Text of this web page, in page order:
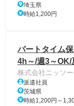
埼玉県
時給1,200円
パートタイム
4h～/週3～OK/
株式会社ニッソ
派遣社員
茨城県
時給1,200円～